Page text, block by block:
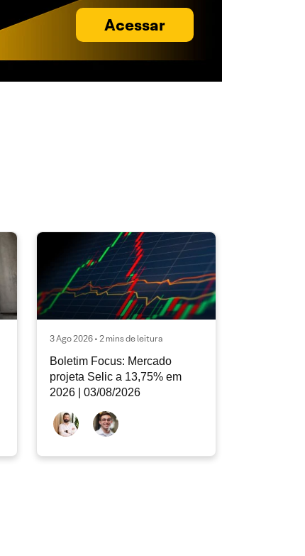
Acessar
3 Ago 2026 • 2 mins de leitura
Boletim Focus: Mercado
projeta Selic a 13,75% em
2026 | 03/08/2026